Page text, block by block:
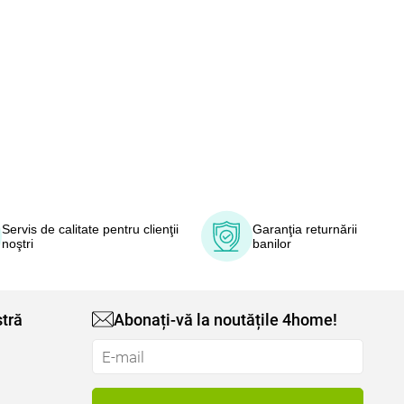
Servis de calitate pentru clienţii
noştri
Garanţia returnării
banilor
Abonați-vă la noutățile 4home!